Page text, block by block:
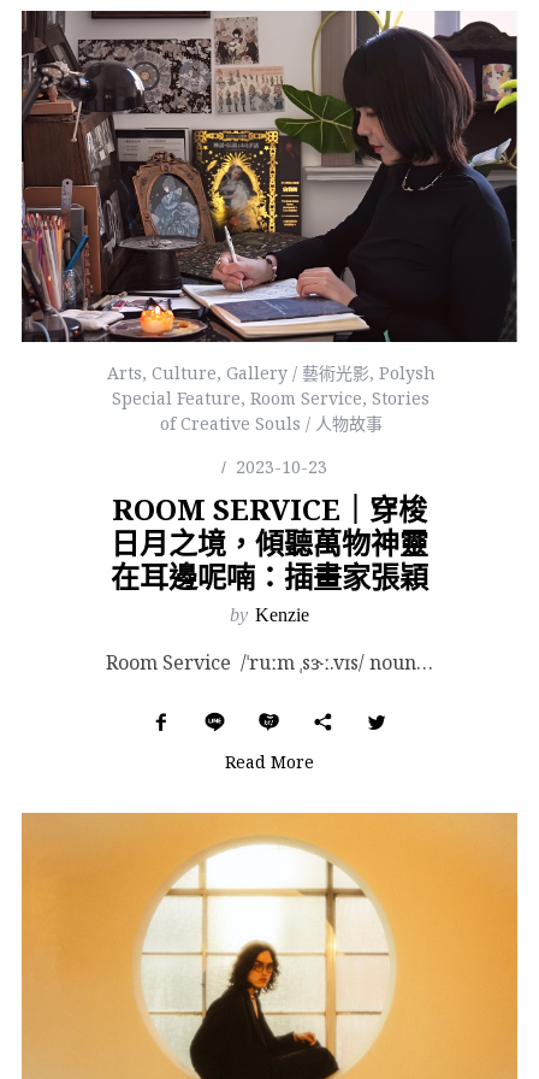
Arts, Culture, Gallery / 藝術光影, Polysh
Special Feature,Room Service,Stories
of Creative Souls / 人物故事
2023-10-23
ROOM SERVICE｜穿梭
日月之境，傾聽萬物神靈
在耳邊呢喃：插畫家張穎
by Kenzie
Room Service /ˈruːm ˌsɝː.vɪs/ noun[ U ] 在自己的房（roo...
Read More